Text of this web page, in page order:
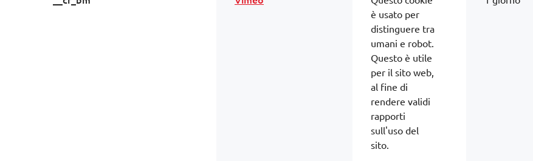
è usato per
distinguere tra
umani e robot.
Questo è utile
per il sito web,
al fine di
rendere validi
rapporti
sull'uso del
sito.